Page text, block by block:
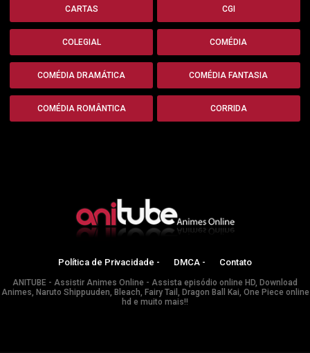
CARTAS CGI
COLEGIAL COMÉDIA
COMÉDIA DRAMÁTICA COMÉDIA FANTASIA
COMÉDIA ROMÂNTICA CORRIDA
Política de Privacidade - DMCA - Contato
ANITUBE - Assistir Animes Online - Assista episódio online HD, Download
Animes, Naruto Shippuuden, Bleach, Fairy Tail, Dragon Ball Kai, One Piece online
hd e muito mais!!